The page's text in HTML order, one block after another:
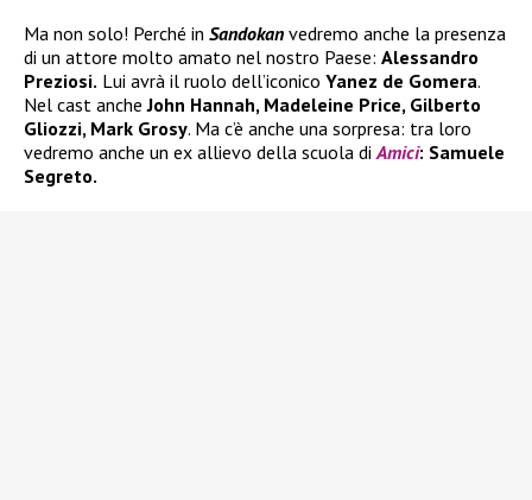
Ma non solo! Perché in Sandokan vedremo anche la presenza
di un attore molto amato nel nostro Paese: Alessandro
Preziosi. Lui avrà il ruolo dell’iconico Yanez de Gomera.
Nel cast ancheJohn Hannah, Madeleine Price, Gilberto
Gliozzi, Mark Grosy. Ma c’è anche una sorpresa: tra loro
vedremo anche un ex allievo della scuola diAmici: Samuele
Segreto.